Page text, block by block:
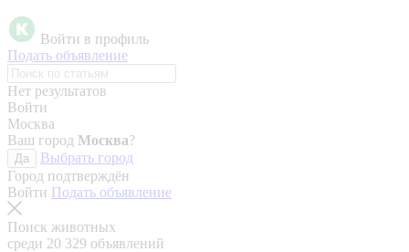
Войти в профиль
Подать объявление
Нет результатов
Войти
Москва
Ваш город Москва?
Да
Выбрать город
Город подтверждён
Войти Подать объявление
Поиск животных
среди 20 329 объявлений